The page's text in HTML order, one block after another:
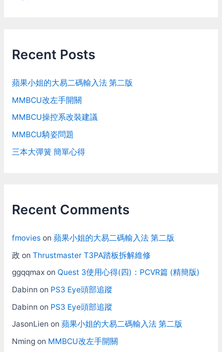
Recent Posts
蘋果小姐的大易二碼輸入法 第二版
MMBCU改左手開關
MMBCU操控系改裝建議
MMBCU騎姿問題
三本大彈簧 簡單心得
Recent Comments
fmovieson 蘋果小姐的大易二碼輸入法 第二版
政 on Thrustmaster T3PA踏板拆解維修
ggqqmaxon Quest 3使用心得(四)：PCVR篇 (精簡版)
Dabinn on PS3 Eye頭部追蹤
Dabinn on PS3 Eye頭部追蹤
JasonLien on 蘋果小姐的大易二碼輸入法 第二版
Nmingon MMBCU改左手開關